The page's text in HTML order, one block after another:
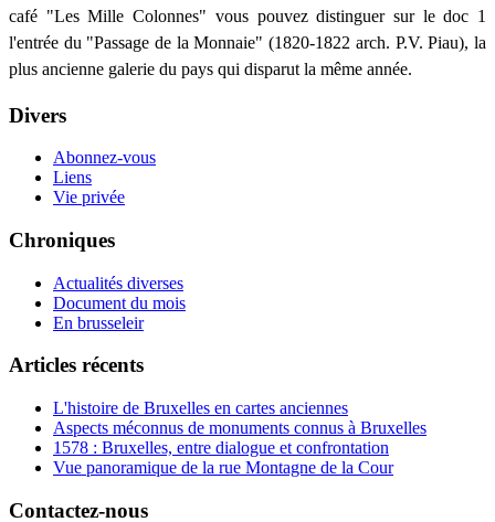
café "Les Mille Colonnes" vous pouvez distinguer sur le doc 1
l'entrée du "Passage de la Monnaie" (1820-1822 arch. P.V. Piau), la
plus ancienne galerie du pays qui disparut la même année.
Divers
Abonnez-vous
Liens
Vie privée
Chroniques
Actualités diverses
Document du mois
En brusseleir
Articles récents
L'histoire de Bruxelles en cartes anciennes
Aspects méconnus de monuments connus à Bruxelles
1578 : Bruxelles, entre dialogue et confrontation
Vue panoramique de la rue Montagne de la Cour
Contactez-nous